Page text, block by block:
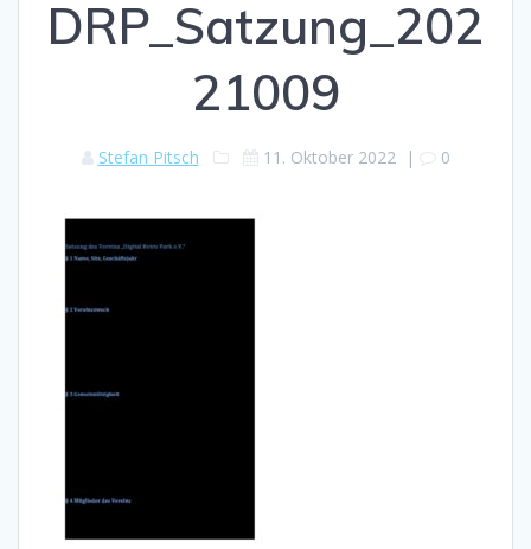
DRP_Satzung_202
21009
Stefan Pitsch 11. Oktober 2022 | 0